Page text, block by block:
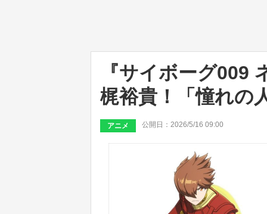
『サイボーグ009
梶裕貴！「憧れの
アニメ 公開日：2026/5/16 09:00